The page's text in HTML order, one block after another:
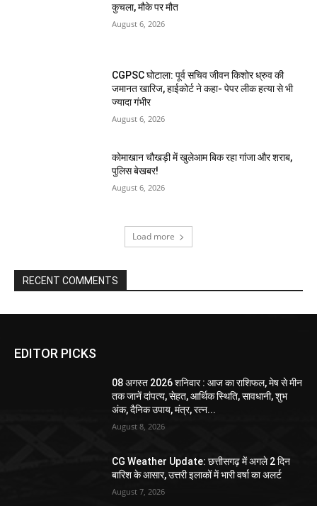
कुचला, मौके पर मौत
August 6, 2026
CGPSC घोटाला: पूर्व सचिव जीवन किशोर ध्रुव की
जमानत खारिज, हाईकोर्ट ने कहा- पेपर लीक हत्या से भी
ज्यादा गंभीर
August 6, 2026
कोमाखान चौखड़ी में खुलेआम बिक रहा गांजा और शराब,
पुलिस बेखबर!
August 6, 2026
Load more
RECENT COMMENTS
EDITOR PICKS
08 अगस्त 2026 शनिवार : आज का राशिफल, मेष से मीन
तक जानें दांपत्य, सेहत, आर्थिक स्थिति, सावधानी, शुभ
अंक, दैनिक उपाय, मंत्र, रत्न...
August 8, 2026
CG Weather Update: छत्तीसगढ़ में अगले 2 दिन
बारिश के आसार, उत्तरी इलाकों में भारी वर्षा का अलर्ट
August 7, 2026